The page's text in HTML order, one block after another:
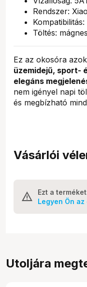
Rendszer:
Töltés:
Ez az okosóra
üzemidejű, sport-
elegáns
nem igényel napi
és megbízható
Vásárlói
Ezt a
Legyen Ön az
Utoljára